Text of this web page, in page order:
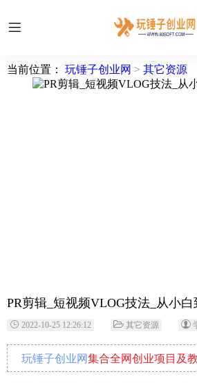
当前位置： 玩锤子创业网 > 其它资源
PR剪辑_短视频VLOG技法_从小
2022-10-25 12:26:12 其它资源
玩锤子创业网集合全网创业项目及